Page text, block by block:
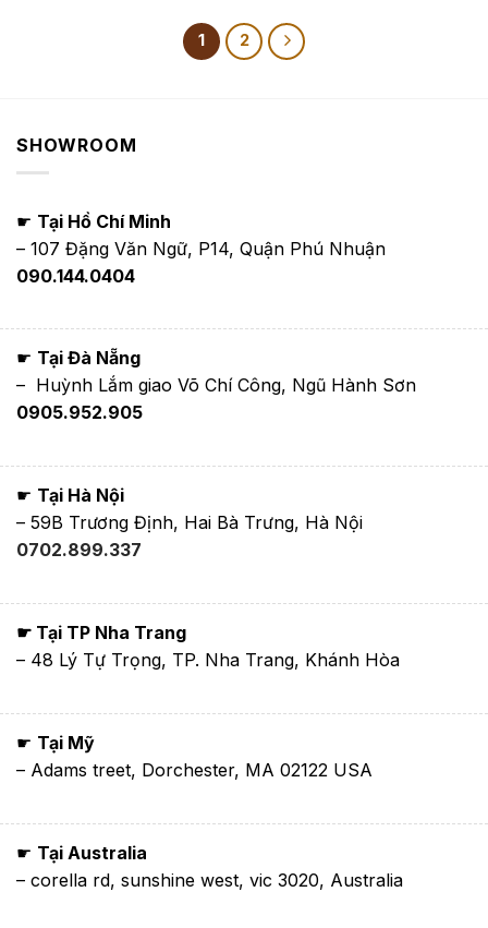
1,650,000₫
3,900,000₫
1 2
SHOWROOM
☛ Tại Hồ Chí Minh
– 107 Đặng Văn Ngữ, P14, Quận Phú Nhuận
090.144.0404
☛ Tại Đà Nẵng
– Huỳnh Lắm giao Võ Chí Công, Ngũ Hành Sơn
0905.952.905
☛ Tại Hà Nội
– 59B Trương Định, Hai Bà Trưng, Hà Nội
0702.899.337
☛ Tại TP Nha Trang
– 48 Lý Tự Trọng, TP. Nha Trang, Khánh Hòa
☛ Tại Mỹ
– Adams treet, Dorchester, MA 02122 USA
☛ Tại Australia
– corella rd, sunshine west, vic 3020, Australia